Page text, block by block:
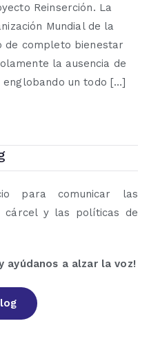
Reinserción. La
Mundial de la
de completo bienestar
la ausencia de
englobando un todo […]
para comunicar las
cárcel y las políticas de
ayúdanos a alzar la voz!